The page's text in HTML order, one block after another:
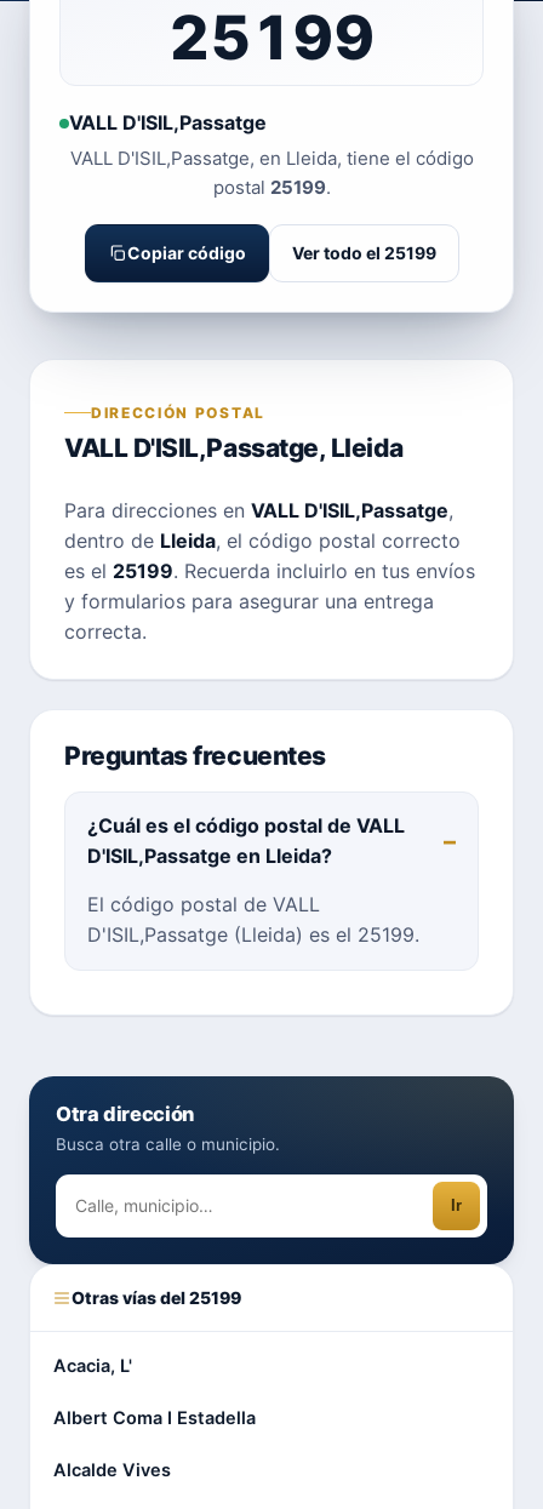
25199
VALL D'ISIL,Passatge
VALL D'ISIL,Passatge, en Lleida, tiene el código
postal 25199.
Copiar código Ver todo el 25199
DIRECCIÓN POSTAL
VALL D'ISIL,Passatge, Lleida
Para direcciones en VALL D'ISIL,Passatge,
dentro de Lleida, el código postal correcto
es el 25199. Recuerda incluirlo en tus envíos
y formularios para asegurar una entrega
correcta.
Preguntas frecuentes
¿Cuál es el código postal de VALL
D'ISIL,Passatge en Lleida?
El código postal de VALL
D'ISIL,Passatge (Lleida) es el 25199.
Otra dirección
Busca otra calle o municipio.
Ir
Otras vías del 25199
Acacia, L'
Albert Coma I Estadella
Alcalde Vives